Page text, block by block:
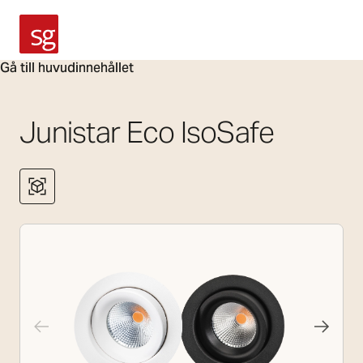
Gå till huvudinnehållet
SG Armaturen
Junistar Eco IsoSafe